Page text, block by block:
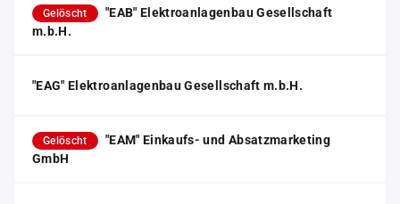
Gelöscht
"EAB" Elektroanlagenbau Gesellschaft
m.b.H.
"EAG" Elektroanlagenbau Gesellschaft m.b.H.
Gelöscht
"EAM" Einkaufs- und Absatzmarketing
GmbH